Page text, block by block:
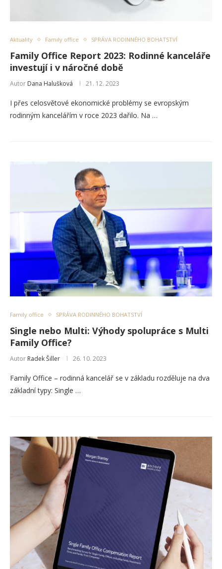
Aktuality Family office SPRÁVA RODINNÉHO BOHATSTVÍ
Family Office Report 2023: Rodinné kanceláře
investují i v náročné době
Autor Dana Halušková 21. 12. 2023
I přes celosvětové ekonomické problémy se evropským
rodinným kancelářím v roce 2023 dařilo. Na …
Family office SPRÁVA RODINNÉHO BOHATSTVÍ
Single nebo Multi: Výhody spolupráce s Multi
Family Office?
Autor Radek Šiller 26. 10. 2023
Family Office – rodinná kancelář se v základu rozděluje na dva
základní typy: Single …